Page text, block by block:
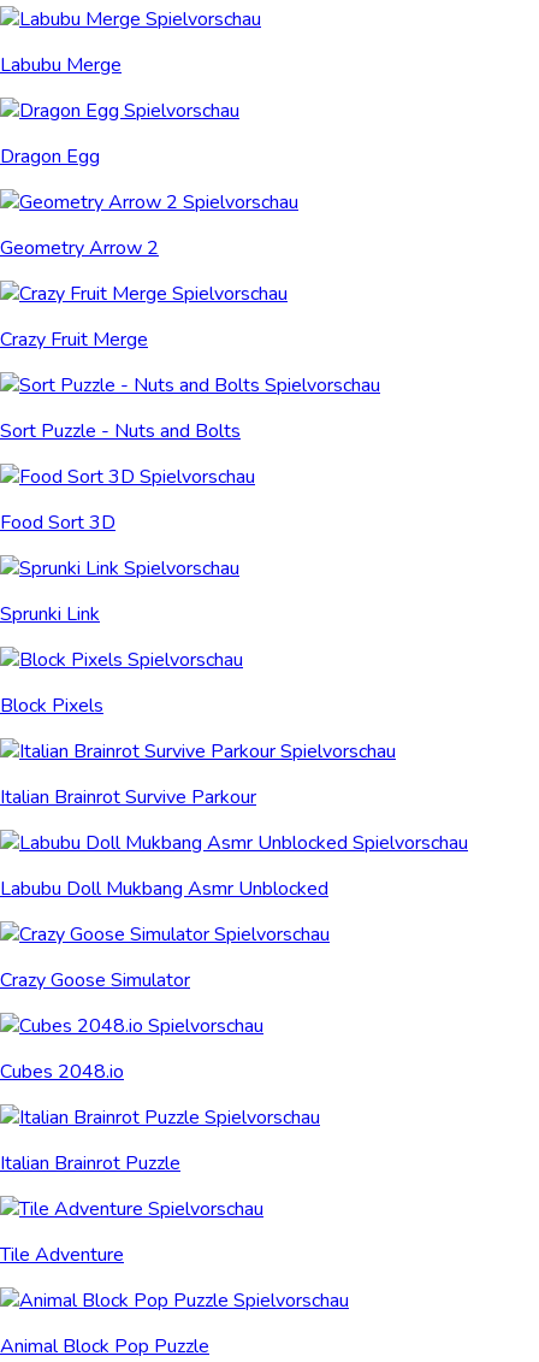
Labubu Merge
Dragon Egg
Geometry Arrow 2
Crazy Fruit Merge
Sort Puzzle - Nuts and Bolts
Food Sort 3D
Sprunki Link
Block Pixels
Italian Brainrot Survive Parkour
Labubu Doll Mukbang Asmr Unblocked
Crazy Goose Simulator
Cubes 2048.io
Italian Brainrot Puzzle
Tile Adventure
Animal Block Pop Puzzle